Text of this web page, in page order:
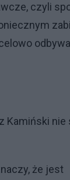
czyli
Kamiński nie
że jest